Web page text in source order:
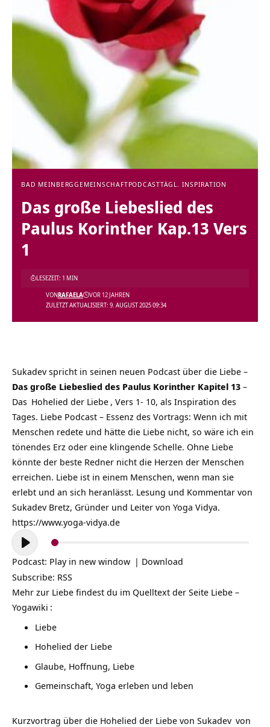
BAD MEINBERGGEMEINSCHAFTPODCASTTÄGL. INSPIRATION
Das große Liebeslied des
Paulus Korinther Kap.13 Vers
1
ZULETZT AKTUALISIERT: 9. AUGUST 2025 09:34
VONRAFAELA VOR 12 JAHREN
LESEZEIT: 1 MIN
Sukadev spricht in seinen neuen Podcast über die Liebe –
Das große Liebeslied des Paulus Korinther Kapitel 13 –
Das Hohelied der Liebe , Vers 1- 10, als Inspiration des
Tages. Liebe Podcast – Essenz des Vortrags: Wenn ich mit
Menschen redete und hätte die Liebe nicht, so wäre ich ein
tönendes Erz oder eine klingende Schelle. Ohne Liebe
könnte der beste Redner nicht die Herzen der Menschen
erreichen. Liebe ist in einem Menschen, wenn man sie
erlebt und an sich heranlässt. Lesung und Kommentar von
Sukadev Bretz, Gründer und Leiter von Yoga Vidya.
https://www.yoga-vidya.de
Audio-
Player
Podcast: Play in new window | Download
Subscribe: RSS
Mehr zur Liebe findest du im Quelltext der Seite Liebe –
Yogawiki :
Liebe
Hohelied der Liebe
Glaube, Hoffnung, Liebe
Gemeinschaft, Yoga erleben und leben
Kurzvortrag über die Hohelied der Liebe von Sukadev von